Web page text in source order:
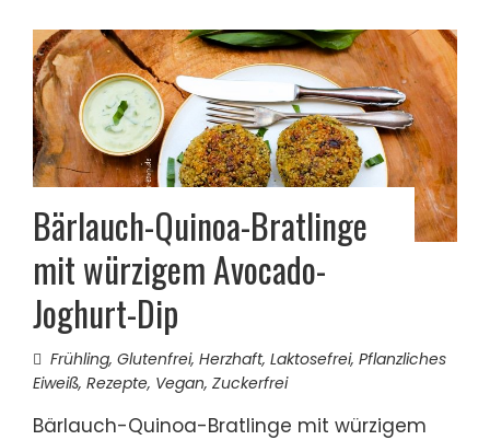
Bärlauch-Quinoa-Bratlinge
mit würzigem Avocado-
Joghurt-Dip
Frühling, Glutenfrei, Herzhaft, Laktosefrei, Pflanzliches
Eiweiß, Rezepte, Vegan, Zuckerfrei
Bärlauch-Quinoa-Bratlinge mit würzigem